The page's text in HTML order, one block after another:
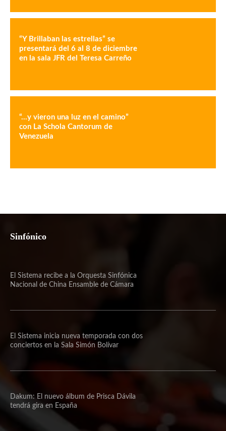
“Y Brillaban las estrellas” se
presentará del 6 al 8 de diciembre
en la sala JFR del Teresa Carreño
“…y vieron una luz en el camino”
con La Schola Cantorum de
Venezuela
Sinfónico
El Sistema recibe a la Orquesta Sinfónica
Nacional de China Ensamble de Cámara
El Sistema inicia nueva temporada con dos
conciertos en la Sala Simón Bolívar
Dakum: El nuevo álbum de Prisca Dávila
tendrá gira en España